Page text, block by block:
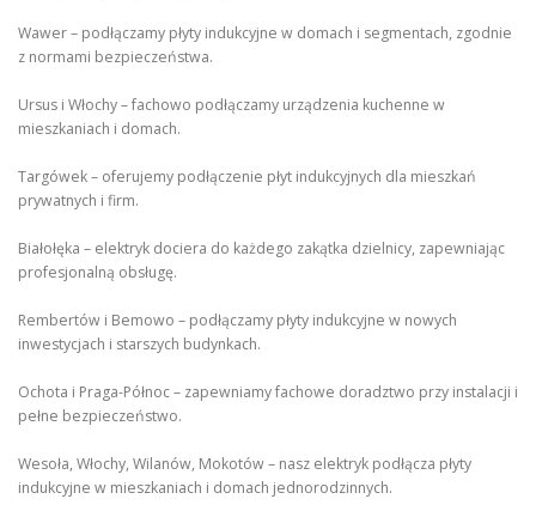
Wawer – podłączamy płyty indukcyjne w domach i segmentach, zgodnie
z normami bezpieczeństwa.
Ursus i Włochy – fachowo podłączamy urządzenia kuchenne w
mieszkaniach i domach.
Targówek – oferujemy podłączenie płyt indukcyjnych dla mieszkań
prywatnych i firm.
Białołęka – elektryk dociera do każdego zakątka dzielnicy, zapewniając
profesjonalną obsługę.
Rembertów i Bemowo – podłączamy płyty indukcyjne w nowych
inwestycjach i starszych budynkach.
Ochota i Praga-Północ – zapewniamy fachowe doradztwo przy instalacji i
pełne bezpieczeństwo.
Wesoła, Włochy, Wilanów, Mokotów – nasz elektryk podłącza płyty
indukcyjne w mieszkaniach i domach jednorodzinnych.